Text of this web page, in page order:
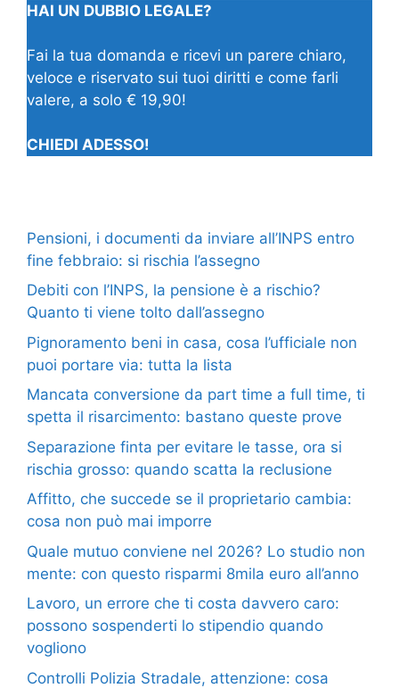
HAI UN DUBBIO LEGALE?
Fai la tua domanda e ricevi un parere chiaro,
veloce e riservato sui tuoi diritti e come farli
valere, a solo € 19,90!
CHIEDI ADESSO!
Pensioni, i documenti da inviare all’INPS entro
fine febbraio: si rischia l’assegno
Debiti con l’INPS, la pensione è a rischio?
Quanto ti viene tolto dall’assegno
Pignoramento beni in casa, cosa l’ufficiale non
puoi portare via: tutta la lista
Mancata conversione da part time a full time, ti
spetta il risarcimento: bastano queste prove
Separazione finta per evitare le tasse, ora si
rischia grosso: quando scatta la reclusione
Affitto, che succede se il proprietario cambia:
cosa non può mai imporre
Quale mutuo conviene nel 2026? Lo studio non
mente: con questo risparmi 8mila euro all’anno
Lavoro, un errore che ti costa davvero caro:
possono sospenderti lo stipendio quando
vogliono
Controlli Polizia Stradale, attenzione: cosa